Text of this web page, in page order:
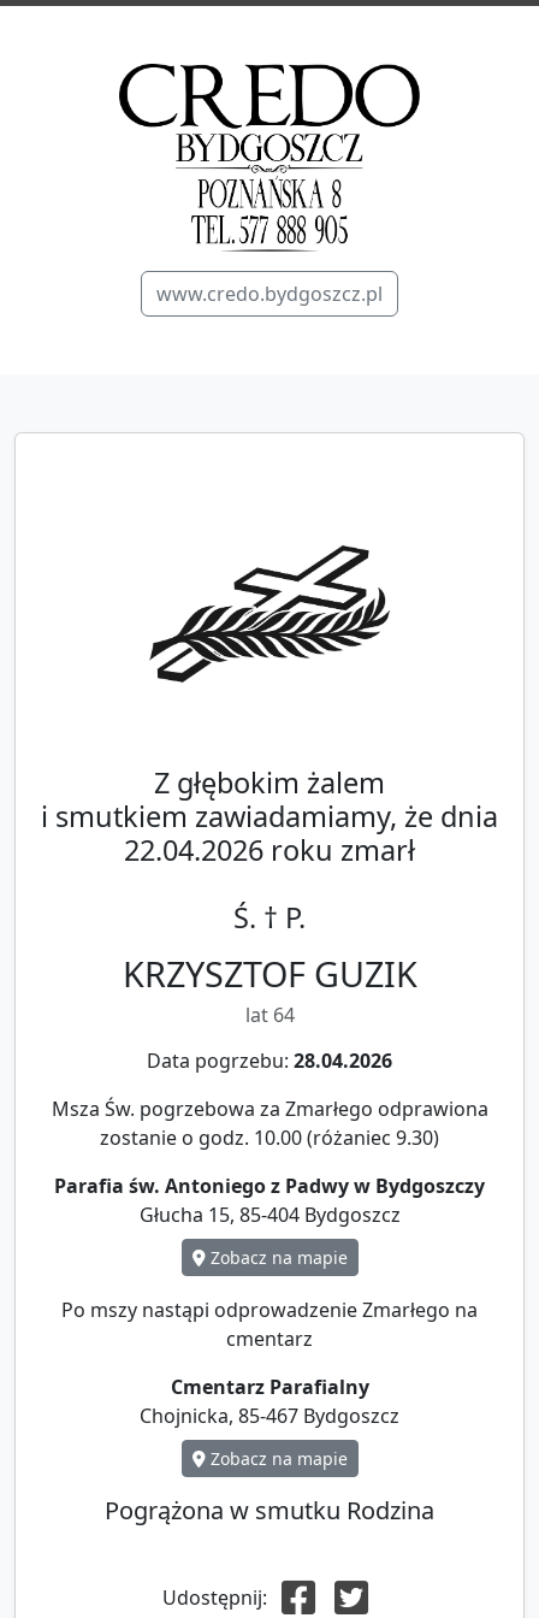
www.credo.bydgoszcz.pl
Z głębokim żalem
i smutkiem zawiadamiamy, że dnia
22.04.2026 roku zmarł
Ś. † P.
KRZYSZTOF GUZIK
lat 64
Data pogrzebu: 28.04.2026
Msza Św. pogrzebowa za Zmarłego odprawiona
zostanie o godz. 10.00 (różaniec 9.30)
Parafia św. Antoniego z Padwy w Bydgoszczy
Głucha 15, 85-404 Bydgoszcz
Zobacz na mapie
Po mszy nastąpi odprowadzenie Zmarłego na
cmentarz
Cmentarz Parafialny
Chojnicka, 85-467 Bydgoszcz
Zobacz na mapie
Pogrążona w smutku Rodzina
Udostępnij: